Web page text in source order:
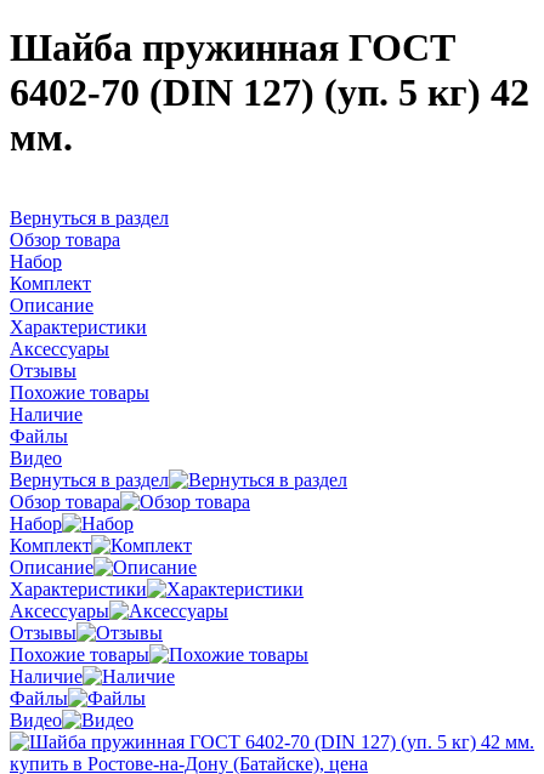
Шайба пружинная ГОСТ
6402-70 (DIN 127) (уп. 5 кг) 42
мм.
Вернуться в раздел
Обзор товара
Набор
Комплект
Описание
Характеристики
Аксессуары
Отзывы
Похожие товары
Наличие
Файлы
Видео
Вернуться в раздел
Обзор товара
Набор
Комплект
Описание
Характеристики
Аксессуары
Отзывы
Похожие товары
Наличие
Файлы
Видео